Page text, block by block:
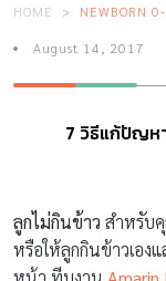
HOME NEWBORN
August 14, 2017
7 วิธีแก้ปัญห
ลูกไม่กินข้าว สำหรับ
หรือให้ลูกกินข้าวเอง